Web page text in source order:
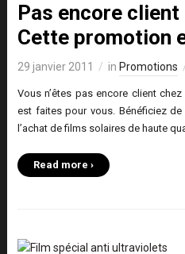
Pas encore client
Cette promotion
29 janvier 2011 in Promotions
Vous n’êtes pas encore client
est faites pour vous. Bénéficiez
l’achat de films solaires de haute
Read more ›